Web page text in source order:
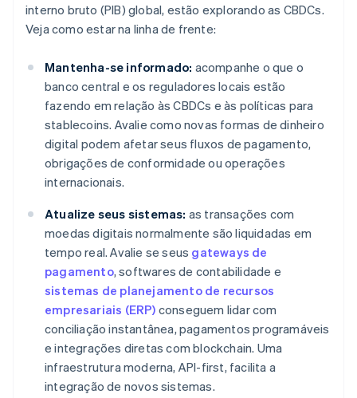
interno bruto (PIB) global, estão explorando as CBDCs.
Veja como estar na linha de frente:
Mantenha-se informado: acompanhe o que o
banco central e os reguladores locais estão
fazendo em relação às CBDCs e às políticas para
stablecoins. Avalie como novas formas de dinheiro
digital podem afetar seus fluxos de pagamento,
obrigações de conformidade ou operações
internacionais.
Atualize seus sistemas: as transações com
moedas digitais normalmente são liquidadas em
tempo real. Avalie se seus gateways de
pagamento, softwares de contabilidade e
sistemas de planejamento de recursos
empresariais (ERP) conseguem lidar com
conciliação instantânea, pagamentos programáveis
e integrações diretas com blockchain. Uma
infraestrutura moderna, API-first, facilita a
integração de novos sistemas.